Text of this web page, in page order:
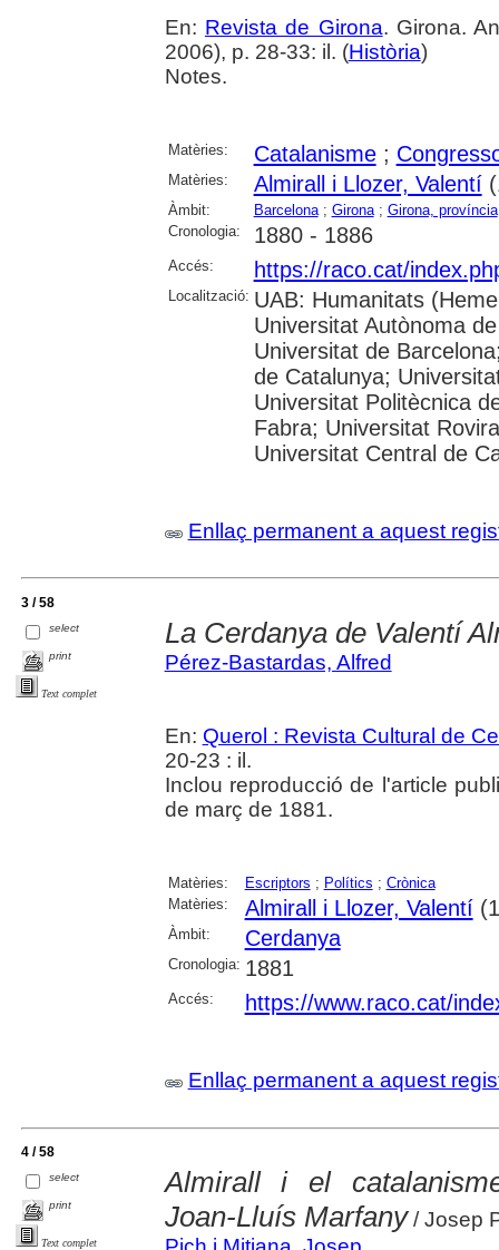
En: Revista de Girona. Girona.
2006), p. 28-33: il. (Història)
Notes.
Matèries: Catalanisme;
Matèries: Almirall i Llozer, Valentí
Àmbit: Barcelona; Girona; Girona, província
Cronologia:
1880 - 1886
Accés: https://raco.cat/
Localització: UAB: Humanitats
Universitat Autònoma
Universitat de
de Catalunya;
Universitat Politècnica
Fabra; Universitat
Universitat Central de
Enllaç permanent a aquest
3 / 58
select
print
Text complet
La Cerdanya de Valentí
Pérez-Bastardas, Alfred
En: Querol : Revista Cultural de
20-23 : il.
Inclou reproducció de l'article
de març de 1881.
Matèries: Escriptors ; Polítics ; Crònica
Matèries:
Almirall i Llozer, Valentí
Àmbit: Cerdanya
Cronologia: 1881
Accés: https://www.raco.cat/
Enllaç permanent a aquest
4 / 58
select
print
Text complet
Almirall i el
Joan-Lluís Marfany/ Josep